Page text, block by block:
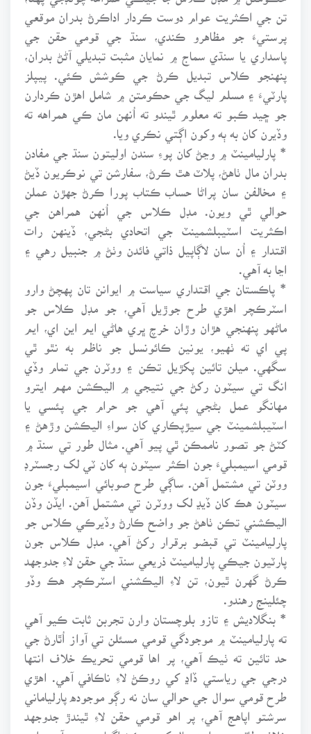
تن جي اڪثريت عوام دوست ڪردار اداڪرڻ بدران موقعي
پرستيءَ جو مظاهرو ڪندي، سنڌ جي قومي حقن جي
پاسداري يا سنڌي سماج ۾ نمايان مثبت تبديلي آڻڻ بدران،
پنهنجو ڪلاس تبديل ڪرڻ جي ڪوشش ڪئي. پيپلز
پارٽيءَ ۽ مسلم ليگ جي حڪومتن ۾ شامل اهڙن ڪردارن
جو ڇيد ڪبو ته معلوم ٿيندو ته اُنهن مان ڪي همراهه ته
وڏيرن کان به ٻه وکون اڳتي نڪري ويا.
* پارليامينٽ ۾ وڃڻ کان پوءِ سندن اوليتون سنڌ جي مفادن
بدران مال ٺاهڻ، پلاٽ هٿ ڪرڻ، سفارشن تي نوڪريون ڏيڻ
۽ مخالفن سان پراڻا حساب ڪتاب پورا ڪرڻ جهڙن عملن
حوالي ٿي ويون. مڊل ڪلاس جي اُنهن همراهن جي
اڪثريت اسٽيبلشمينٽ جي اتحادي بڻجي، ڏينهن رات
اقتدار ۽ اُن سان لاڳاپيل ذاتي فائدن وٺڻ ۾ جنبيل رهي ۽
اڃا به آهي.
* پاڪستان جي اقتداري سياست ۾ ايوانن تان پهچڻ وارو
اسٽرڪچر اهڙي طرح جوڙيل آهي، جو مڊل ڪلاس جو
ماڻهو پنهنجي هڙان وڙان خرچ ڀري هاڻي ايم اين اي، ايم
پي اي ته ٺهيو، يونين ڪائونسل جو ناظم به نٿو ٿي
سگهي. ميلن تائين پکڙيل تڪن ۽ ووٽرن جي تمام وڏي
انگ تي سيٽون رکڻ جي نتيجي ۾ اليڪشن مهم ايترو
مهانگو عمل بڻجي پئي آهي جو حرام جي پئسي يا
اسٽيبلشمينٽ جي سيڙپڪاري کان سواءِ اليڪشن وڙهڻ ۽
کٽڻ جو تصور ناممڪن ٿي پيو آهي. مثال طور تي سنڌ ۾
قومي اسيمبليءَ جون اڪثر سيٽون ٻه کان ٽي لک رجسٽرڊ
ووٽن تي مشتمل آهن. ساڳي طرح صوبائي اسيمبليءَ جون
سيٽون هڪ کان ڏيڍ لک ووٽرن تي مشتمل آهن. ايڏن وڏن
اليڪشني تڪن ٺاهڻ جو واضح ڪارڻ وڏيرڪي ڪلاس جو
پارليامينٽ تي قبضو برقرار رکڻ آهي. مڊل ڪلاس جون
پارٽيون جيڪي پارليامينٽ ذريعي سنڌ جي حقن لاءِ جدوجهد
ڪرڻ گهرن ٿيون، تن لاءِ اليڪشني اسٽرڪچر هڪ وڏو
چئلينج رهندو.
* بنگلاديش ۽ تازو بلوچستان وارن تجربن ثابت ڪيو آهي
ته پارليامينٽ ۾ موجودگي قومي مسئلن تي آواز اُٿارڻ جي
حد تائين ته ٺيڪ آهي، پر اها قومي تحريڪ خلاف انتها
درجي جي رياستي ڏاڍ کي روڪڻ لاءِ ناڪافي آهي. اهڙي
طرح قومي سوال جي حوالي سان نه رڳو موجوده پارلياماني
سرشتو اپاهج آهي، پر اهو قومي حقن لاءِ ٿيندڙ جدوجهد
خلاف طاقت جي استعمال کي روڪڻ اڳيان بيوس آهي. اهو